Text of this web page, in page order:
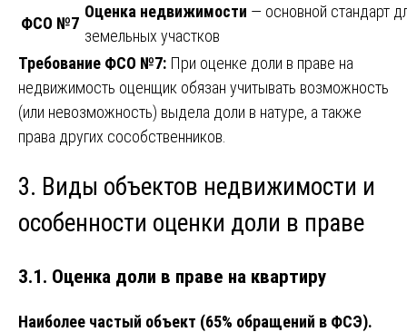
ФСО №7
Оценка недвижимости — основной стандарт
земельных участков
Требование ФСО №7: При оценке доли в праве на
недвижимость оценщик обязан учитывать возможность
(или невозможность) выдела доли в натуре, а также
права других сособственников.
3. Виды объектов недвижимости и
особенности оценки доли в праве
3.1. Оценка доли в праве на квартиру
Наиболее частый объект (65% обращений в ФСЭ).